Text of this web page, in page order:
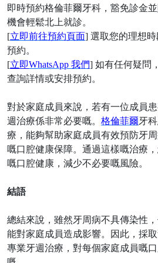
即時預約格倫菲爾牙科 ，豁免診金
機會輕鬆北上就診。
[立即前往預約頁面] 選取您的理想
預約。
[立即WhatsApp 我們] 如有任何疑問
查詢詳情或安排預約。
對於家庭成員來說，若有一位成員
週治療係非常必要嘅。 格倫菲爾牙
療，能夠幫助家庭成員有效預防牙
嘅口腔健康保障。通過這樣嘅治療
嘅口腔健康，減少不必要嘅風險。
結語
總結來說，雖然牙周病不具傳染性
能對家庭成員造成影響。因此，採
專業牙週治療，對每個家庭成員嘅